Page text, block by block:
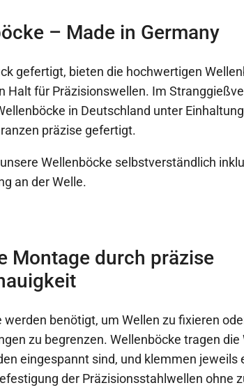
– Made in Germany
gefertigt, bieten die hochwertigen
Halt für Präzisionswellen. Im
in Deutschland unter
präzise gefertigt.
Wellenböcke selbstverständlich
an der Welle.
Montage durch präzise
werden benötigt, um Wellen zu fixieren
zu begrenzen. Wellenböcke tragen die
eingespannt sind, und klemmen jeweils
der Präzisionsstahlwellen ohne